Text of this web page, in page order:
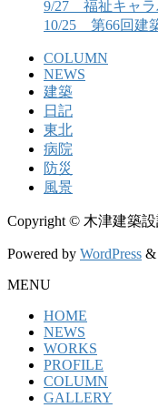
9/27 福祉キャラ
10/25 第66回建
COLUMN
NEWS
建築
日記
東北
病院
防災
風景
Copyright © 木津建築
Powered by WordPress &
MENU
HOME
NEWS
WORKS
PROFILE
COLUMN
GALLERY